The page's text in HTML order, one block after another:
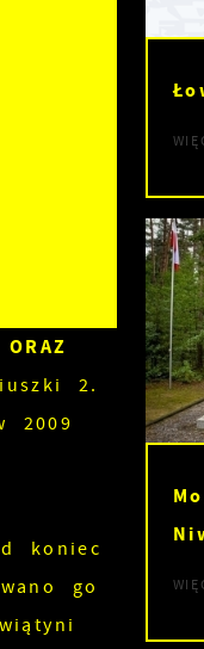
2.
2009
koniec
go